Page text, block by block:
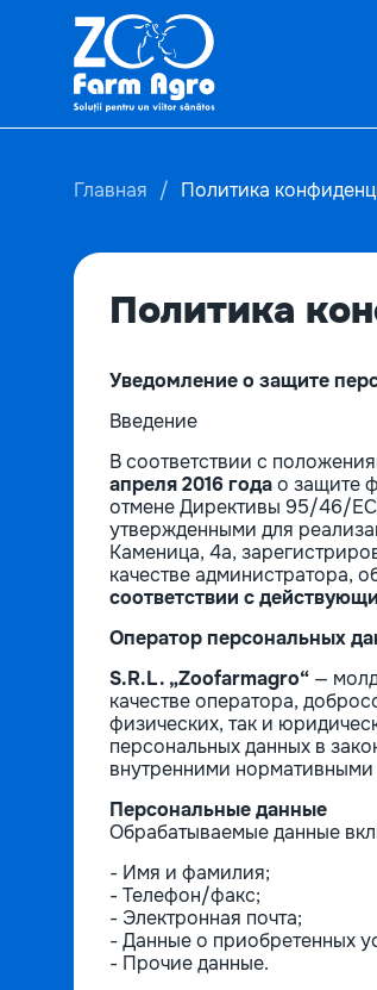
Главная Политика
Политика
Уведомление о защите
Введение
В соответствии с
апреля 2016 годао защите
отмене Директивы 95/46/
утвержденными для
Каменица, 4а,
качестве администратора,
соответствии с
Оператор персональных
S.R.L. „Zoofarmagro“ —
качестве оператора,
физических, так и
персональных данных в
внутренними
Персональные данные
Обрабатываемые данные
- Имя и фамилия;
- Телефон/факс;
- Электронная почта;
- Данные о приобретенных
- Прочие данные.